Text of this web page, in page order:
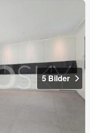
5 Bilder